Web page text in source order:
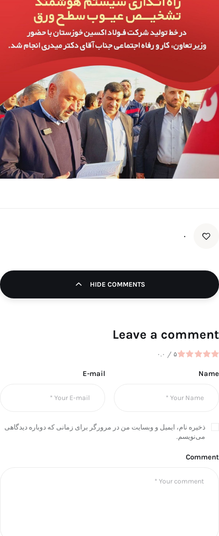
تک کده
پایگاه خبری آبان
خرید موتور ایمپلنت
۰
HIDE COMMENTS
Leave a comment
۰.۰ / ۵
Name
E-mail
ذخیره نام، ایمیل و وبسایت من در مرورگر برای زمانی که دوباره دیدگاهی
می‌نویسم.
Comment